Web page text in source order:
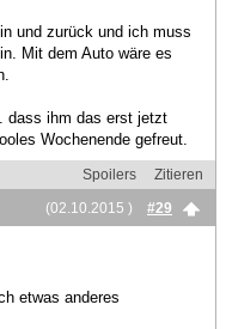
und zurück und ich muss
Mit dem Auto wäre es
dass ihm das erst jetzt
Wochenende gefreut.
Spoilers
Zitieren
(02.10.2015 )
#29
etwas anderes